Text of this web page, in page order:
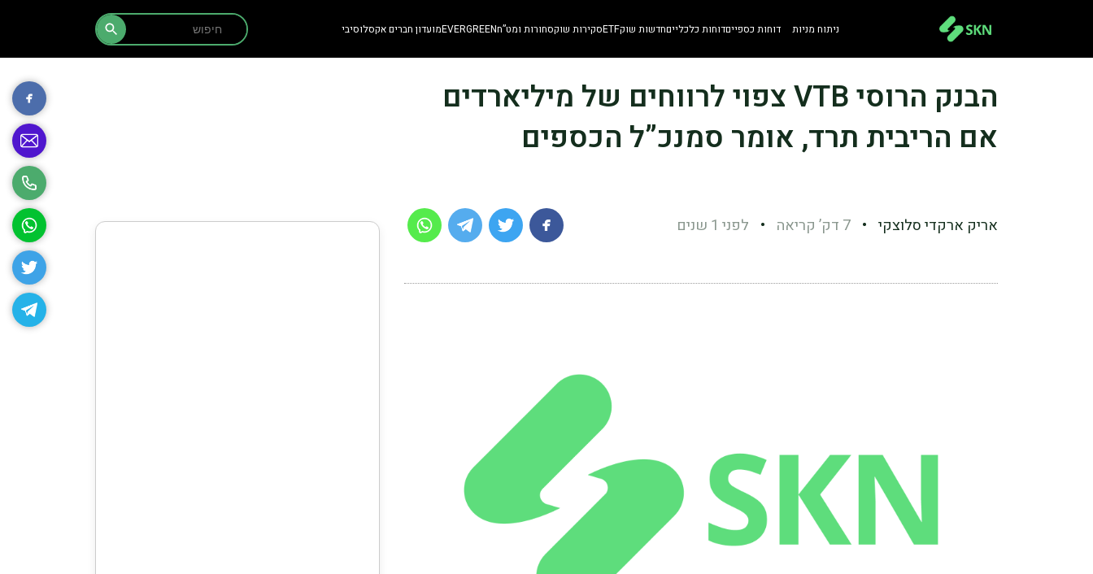
ניתוח מניות דוחות כספייםדוחות כלכלייםחדשות שוקETFסקירות שוקסחורות ומט”חEVERGREENמועדון חברים אקסלוסיבי Search
for:
Search Button
הבנק הרוסי VTB צפוי לרווחים של מיליארדים
אם הריבית תרד, אומר סמנכ”ל הכספים
אריק ארקדי סלוצקי • 7 דק’ קריאה • לפני 1 שנים